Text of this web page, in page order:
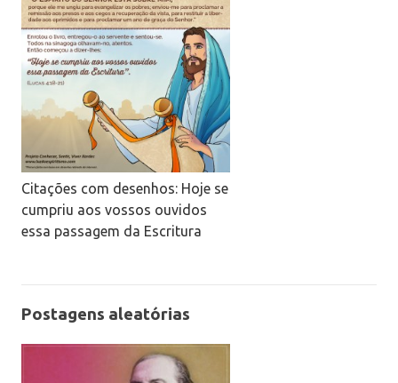
Citações com desenhos: Hoje se
cumpriu aos vossos ouvidos
essa passagem da Escritura
Postagens aleatórias